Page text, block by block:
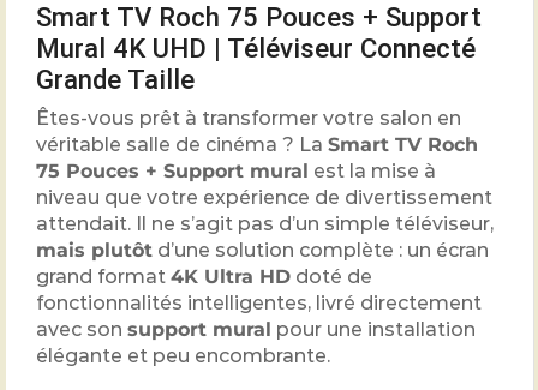
Smart TV Roch 75 Pouces + Support
Mural 4K UHD | Téléviseur Connecté
Grande Taille
Êtes-vous prêt à transformer votre salon en
véritable salle de cinéma ? La Smart TV Roch
75 Pouces + Support mural est la mise à
niveau que votre expérience de divertissement
attendait. Il ne s’agit pas d’un simple téléviseur,
mais plutôt d’une solution complète : un écran
grand format 4K Ultra HD doté de
fonctionnalités intelligentes, livré directement
avec son support mural pour une installation
élégante et peu encombrante.